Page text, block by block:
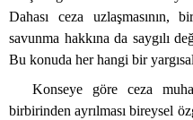
Dahası ceza uzlaşmasının,
savunma hakkına da saygılı
Bu konuda her hangi bir
Konseye göre ceza
birbirinden ayrılması bireysel